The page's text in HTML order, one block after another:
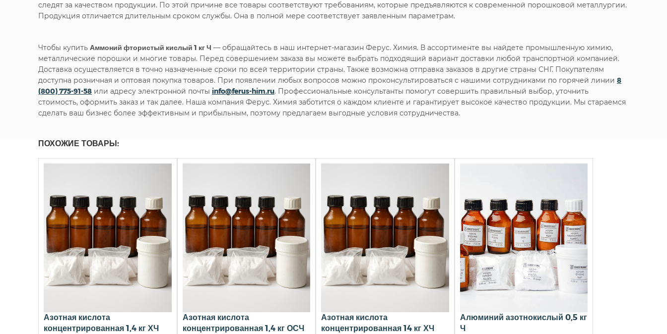
следят за качеством продукции. По этой причине все товары соответствуют требованиям, которые предъявляются к современной порошковой металлургии.
Продукция отличается длительным сроком службы. Она в полной мере соответствует заявленным параметрам.
Чтобы купить Аммоний фтористый кислый 1 кг Ч — обращайтесь в наш интернет-магазин Ферус. Химия. В ассортименте вы найдете промышленную химию,
металлические порошки и многие товары. Перед совершением заказа вы можете выбрать подходящий вариант доставки любой транспортной компанией.
Доставка осуществляется в точно назначенные сроки по всей территории страны. Также возможна отправка заказов в другие страны СНГ. Покупателям
доступна розничная и оптовая покупка товаров. При появлении любых вопросов можно проконсультироваться с нашими сотрудниками по горячей линии 8
(800) 775-91-58 или адресу электронной почты info@ferus-him.ru. Профессиональные консультанты помогут совершить правильный выбор, уточнить
стоимость, оформить заказ и так далее. Наша компания Ферус. Химия заботится о каждом клиенте и гарантирует высокое качество продукции. Мы стараемся
сделать ваш бизнес более эффективным и прибыльным, поэтому предлагаем выгодные условия сотрудничества.
ПОХОЖИЕ ТОВАРЫ:
Азотная кислота
концентрированная 1,4 кг ХЧ
Азотная кислота
концентрированная 1,4 кг ОСЧ
Азотная кислота
концентрированная 14 кг ХЧ
Алюминий азотнокислый 0,5 кг
Ч